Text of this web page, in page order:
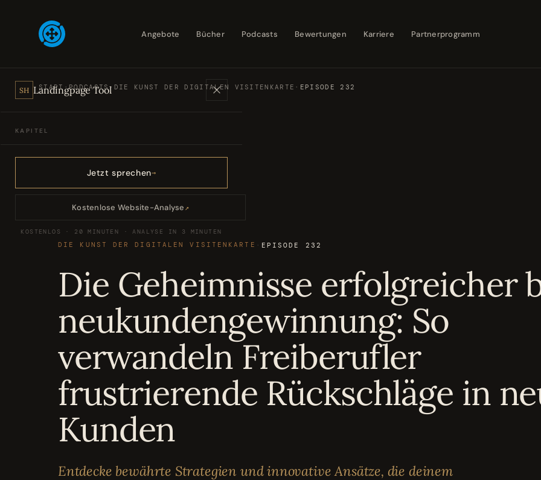
Angebote Bücher Podcasts Bewertungen Karriere Partnerprogramm
SH Landingpage Tool
KAPITEL
01 Angebote
Podcasts
Bewertungen
Karriere
Partnerprogramm
Jetzt sprechen
Kostenlose Website-Analyse↗
KOSTENLOS · 20 MINUTEN · ANALYSE IN 3 MINUTEN
START ·PODCASTS· DIE KUNST DER DIGITALEN VISITENKARTE · EPISODE 232
DIE KUNST DER DIGITALEN VISITENKARTE · EPISODE 232
Die Geheimnisse erfolgreicher
neukundengewinnung: So
verwandeln Freiberufler
frustrierende Rückschläge in
Kunden
Entdecke bewährte Strategien und innovative Ansätze, die deinem